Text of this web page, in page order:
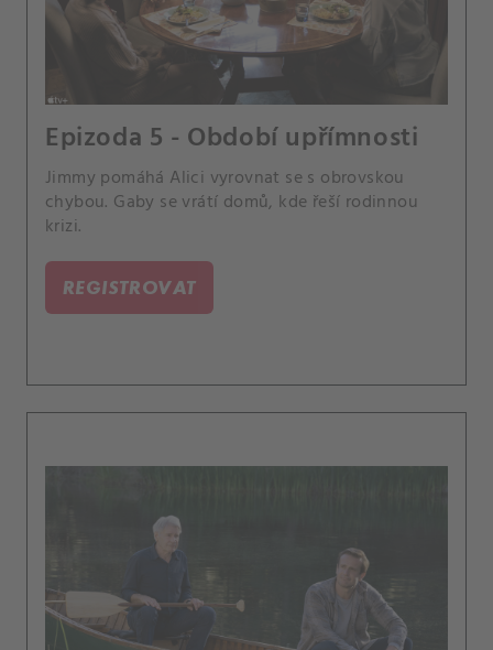
Epizoda 5 - Období upřímnosti
Jimmy pomáhá Alici vyrovnat se s obrovskou
chybou. Gaby se vrátí domů, kde řeší rodinnou
krizi.
REGISTROVAT